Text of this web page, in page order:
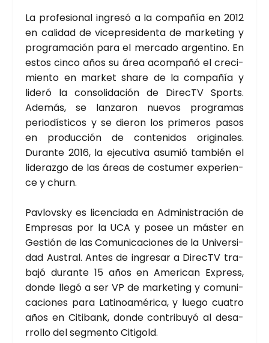
La pro­fe­sio­nal ingre­só a la com­pa­ñía en 2012
en cali­dad de vice­pre­si­den­ta de mar­ke­ting y
pro­gra­ma­ción para el mer­ca­do argen­tino. En
estos cin­co años su área acom­pa­ñó el cre­ci­
mien­to en mar­ket sha­re de la com­pa­ñía y
lide­ró la con­so­li­da­ción de DirecTV Sports.
Ade­más, se lan­za­ron nue­vos pro­gra­mas
perio­dís­ti­cos y se die­ron los pri­me­ros pasos
en pro­duc­ción de con­te­ni­dos ori­gi­na­les.
Duran­te 2016, la eje­cu­ti­va asu­mió tam­bién el
lide­raz­go de las áreas de cos­tu­mer expe­rien­
ce y churn.
Pavlovsky es licen­cia­da en Admi­nis­tra­ción de
Empre­sas por la UCA y posee un más­ter en
Ges­tión de las Comu­ni­ca­cio­nes de la Uni­ver­si­
dad Aus­tral. Antes de ingre­sar a DirecTV tra­
ba­jó duran­te 15 años en Ame­ri­can Express,
don­de lle­gó a ser VP de mar­ke­ting y comu­ni­
ca­cio­nes para Lati­noa­mé­ri­ca, y lue­go cua­tro
años en Citi­bank, don­de con­tri­bu­yó al desa­
rro­llo del seg­men­to Citi­gold.